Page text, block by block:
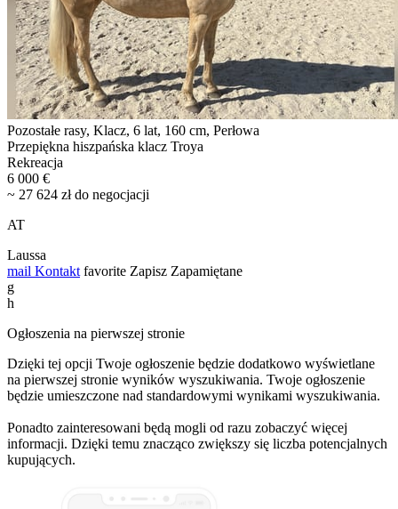
Pozostałe rasy, Klacz, 6 lat, 160 cm, Perłowa
Przepiękna hiszpańska klacz Troya
Rekreacja
6 000 €
~ 27 624 zł do negocjacji
AT
Laussa
mail Kontakt favorite Zapisz Zapamiętane
g
h
Ogłoszenia na pierwszej stronie
Dzięki tej opcji Twoje ogłoszenie będzie dodatkowo wyświetlane
na pierwszej stronie wyników wyszukiwania. Twoje ogłoszenie
będzie umieszczone nad standardowymi wynikami wyszukiwania.
Ponadto zainteresowani będą mogli od razu zobaczyć więcej
informacji. Dzięki temu znacząco zwiększy się liczba potencjalnych
kupujących.